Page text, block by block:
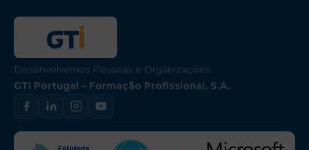
Desenvolvemos Pessoas e Organizações
GTI Portugal – Formação Profissional, S.A.